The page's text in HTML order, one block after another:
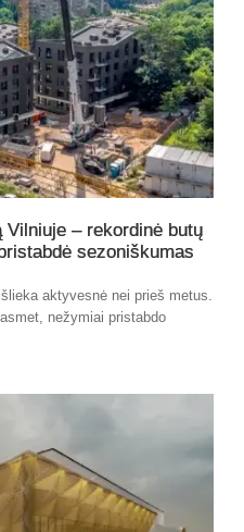
Vilniuje – rekordinė butų
sezoniškumas
aktyvesnė nei prieš metus.
nežymiai pristabdo